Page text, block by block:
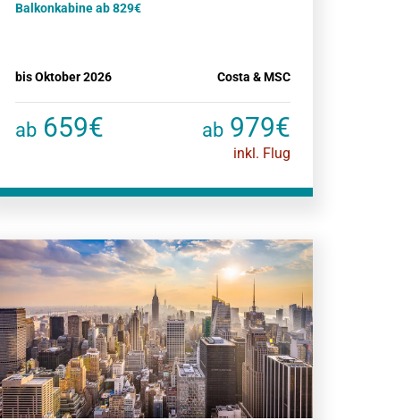
Balkonkabine ab 829€
bis Oktober 2026 Costa & MSC
ab 659€ ab 979€
inkl. Flug